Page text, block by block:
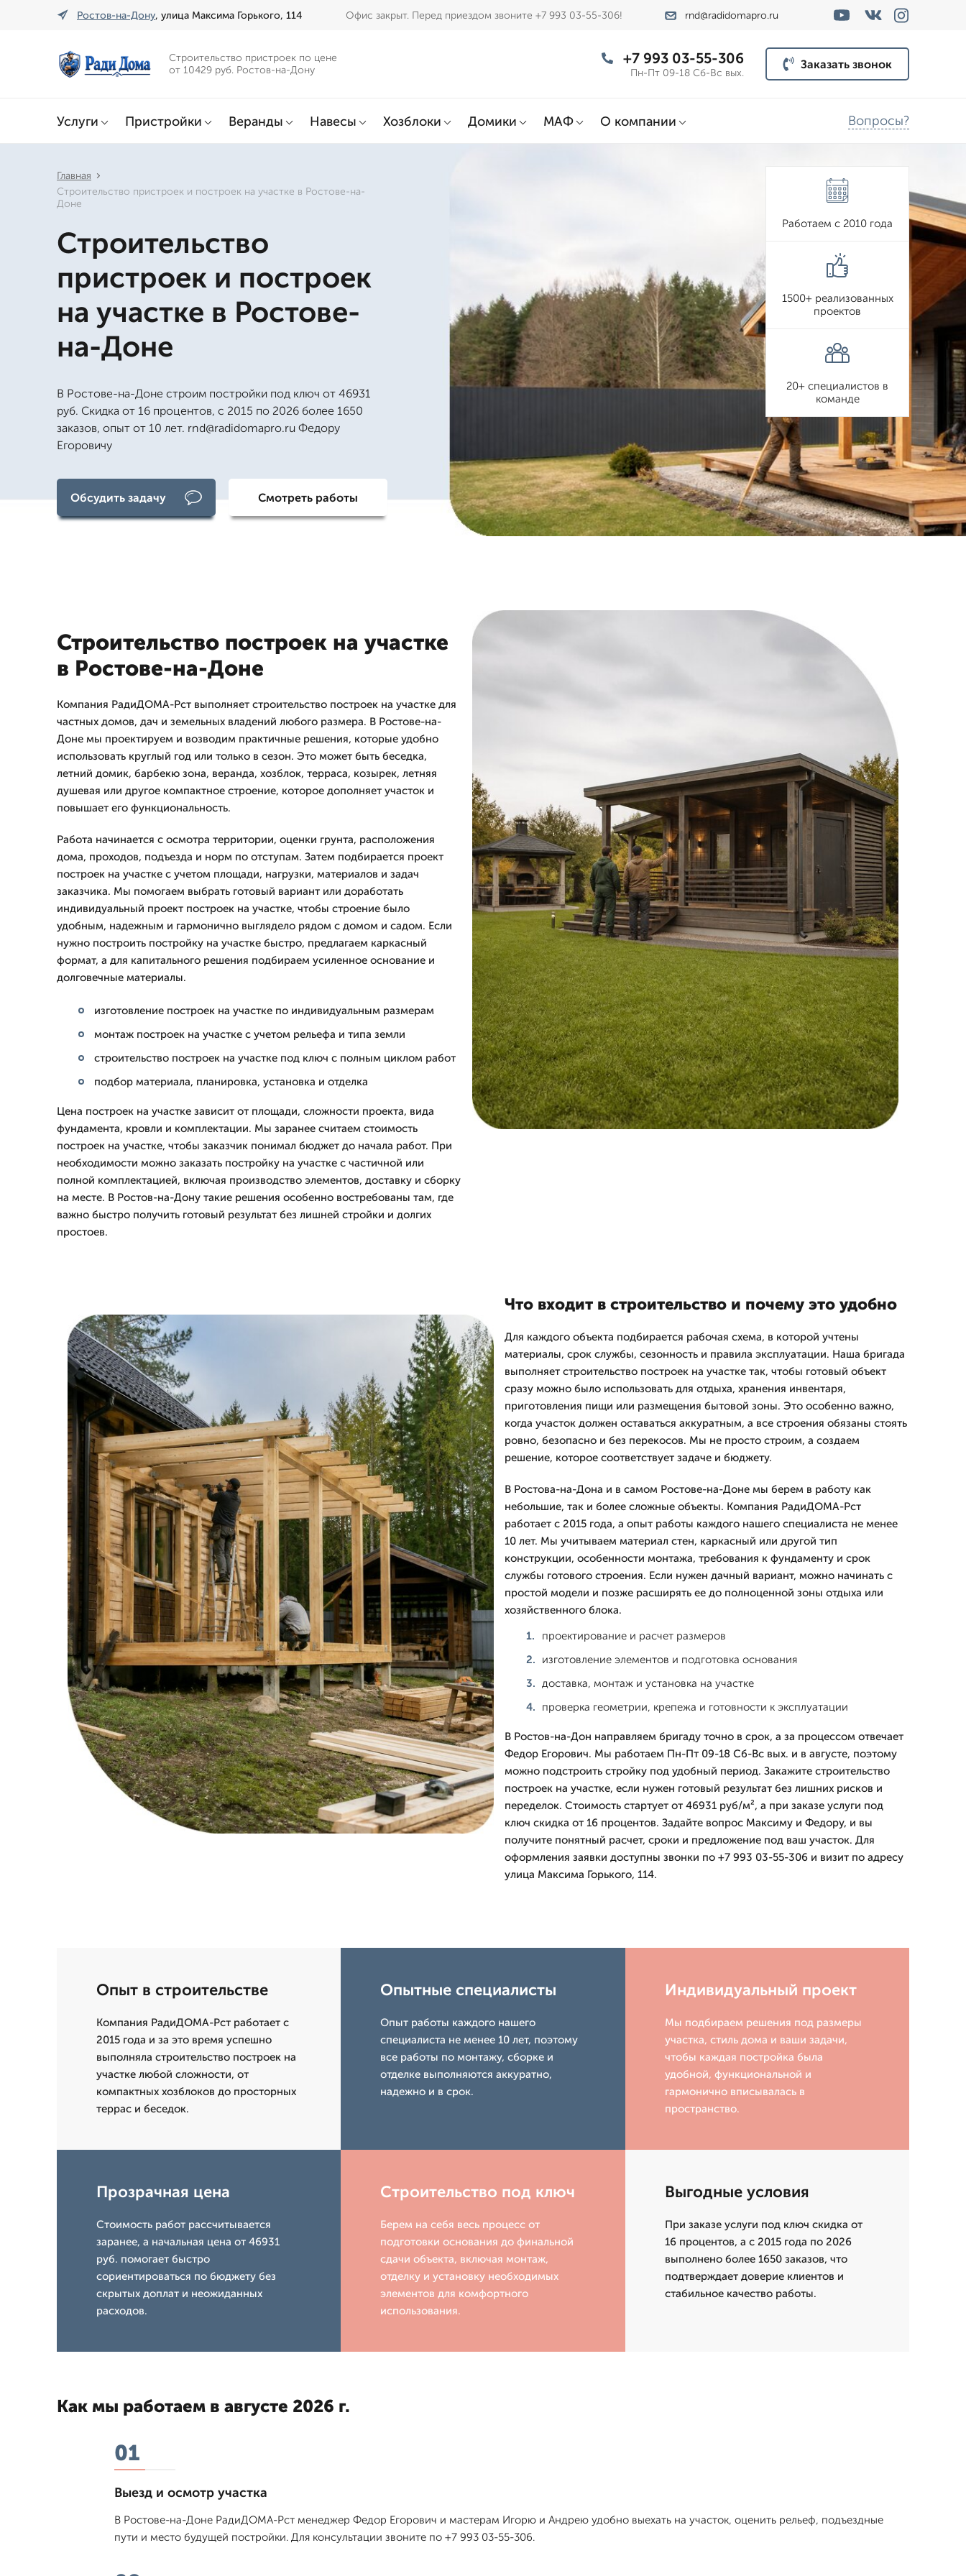
Ростов-на-Дону, улица Максима Горького, 114 Офис закрыт. Перед приездом звоните +7 993 03-55-306! rnd@radidomapro.ru
Строительство пристроек по цене
от 10429 руб. Ростов-на-Дону
+7 993 03-55-306
Пн-Пт 09-18 Сб-Вс вых.
Заказать звонок
Услуги Пристройки Веранды Навесы Хозблоки Домики МАФ О компании Вопросы?
Главная
Строительство пристроек и построек на участке в Ростове-на-
Доне
Строительство
пристроек и построек
на участке в Ростове-
на-Доне
В Ростове-на-Доне строим постройки под ключ от 46931
руб. Скидка от 16 процентов, с 2015 по 2026 более 1650
заказов, опыт от 10 лет. rnd@radidomapro.ru Федору
Егоровичу
Обсудить задачу Смотреть работы
Работаем с 2010 года
1500+ реализованных
проектов
20+ специалистов в
команде
Строительство построек на участке
в Ростове-на-Доне
Компания РадиДОМА-Рст выполняет строительство построек на участке для
частных домов, дач и земельных владений любого размера. В Ростове-на-
Доне мы проектируем и возводим практичные решения, которые удобно
использовать круглый год или только в сезон. Это может быть беседка,
летний домик, барбекю зона, веранда, хозблок, терраса, козырек, летняя
душевая или другое компактное строение, которое дополняет участок и
повышает его функциональность.
Работа начинается с осмотра территории, оценки грунта, расположения
дома, проходов, подъезда и норм по отступам. Затем подбирается проект
построек на участке с учетом площади, нагрузки, материалов и задач
заказчика. Мы помогаем выбрать готовый вариант или доработать
индивидуальный проект построек на участке, чтобы строение было
удобным, надежным и гармонично выглядело рядом с домом и садом. Если
нужно построить постройку на участке быстро, предлагаем каркасный
формат, а для капитального решения подбираем усиленное основание и
долговечные материалы.
изготовление построек на участке по индивидуальным размерам
монтаж построек на участке с учетом рельефа и типа земли
строительство построек на участке под ключ с полным циклом работ
подбор материала, планировка, установка и отделка
Цена построек на участке зависит от площади, сложности проекта, вида
фундамента, кровли и комплектации. Мы заранее считаем стоимость
построек на участке, чтобы заказчик понимал бюджет до начала работ. При
необходимости можно заказать постройку на участке с частичной или
полной комплектацией, включая производство элементов, доставку и сборку
на месте. В Ростов-на-Дону такие решения особенно востребованы там, где
важно быстро получить готовый результат без лишней стройки и долгих
простоев.
Что входит в строительство и почему это удобно
Для каждого объекта подбирается рабочая схема, в которой учтены
материалы, срок службы, сезонность и правила эксплуатации. Наша бригада
выполняет строительство построек на участке так, чтобы готовый объект
сразу можно было использовать для отдыха, хранения инвентаря,
приготовления пищи или размещения бытовой зоны. Это особенно важно,
когда участок должен оставаться аккуратным, а все строения обязаны стоять
ровно, безопасно и без перекосов. Мы не просто строим, а создаем
решение, которое соответствует задаче и бюджету.
В Ростова-на-Дона и в самом Ростове-на-Доне мы берем в работу как
небольшие, так и более сложные объекты. Компания РадиДОМА-Рст
работает с 2015 года, а опыт работы каждого нашего специалиста не менее
10 лет. Мы учитываем материал стен, каркасный или другой тип
конструкции, особенности монтажа, требования к фундаменту и срок
службы готового строения. Если нужен дачный вариант, можно начинать с
простой модели и позже расширять ее до полноценной зоны отдыха или
хозяйственного блока.
проектирование и расчет размеров
изготовление элементов и подготовка основания
доставка, монтаж и установка на участке
проверка геометрии, крепежа и готовности к эксплуатации
В Ростов-на-Дон направляем бригаду точно в срок, а за процессом отвечает
Федор Егорович. Мы работаем Пн-Пт 09-18 Сб-Вс вых. и в августе, поэтому
можно подстроить стройку под удобный период. Закажите строительство
построек на участке, если нужен готовый результат без лишних рисков и
переделок. Стоимость стартует от 46931 руб/м², а при заказе услуги под
ключ скидка от 16 процентов. Задайте вопрос Максиму и Федору, и вы
получите понятный расчет, сроки и предложение под ваш участок. Для
оформления заявки доступны звонки по +7 993 03-55-306 и визит по адресу
улица Максима Горького, 114.
Опыт в строительстве
Компания РадиДОМА-Рст работает с
2015 года и за это время успешно
выполняла строительство построек на
участке любой сложности, от
компактных хозблоков до просторных
террас и беседок.
Опытные специалисты
Опыт работы каждого нашего
специалиста не менее 10 лет, поэтому
все работы по монтажу, сборке и
отделке выполняются аккуратно,
надежно и в срок.
Индивидуальный проект
Мы подбираем решения под размеры
участка, стиль дома и ваши задачи,
чтобы каждая постройка была
удобной, функциональной и
гармонично вписывалась в
пространство.
Прозрачная цена
Стоимость работ рассчитывается
заранее, а начальная цена от 46931
руб. помогает быстро
сориентироваться по бюджету без
скрытых доплат и неожиданных
расходов.
Строительство под ключ
Берем на себя весь процесс от
подготовки основания до финальной
сдачи объекта, включая монтаж,
отделку и установку необходимых
элементов для комфортного
использования.
Выгодные условия
При заказе услуги под ключ скидка от
16 процентов, а с 2015 года по 2026
выполнено более 1650 заказов, что
подтверждает доверие клиентов и
стабильное качество работы.
Как мы работаем в августе 2026 г.
01
Выезд и осмотр участка
В Ростове-на-Доне РадиДОМА-Рст менеджер Федор Егорович и мастерам Игорю и Андрею удобно выехать на участок, оценить рельеф, подъездные
пути и место будущей постройки. Для консультации звоните по +7 993 03-55-306.